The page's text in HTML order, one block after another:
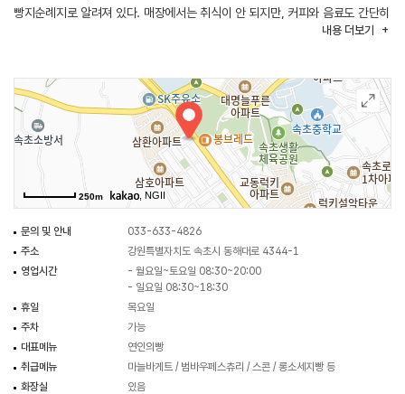
빵지순례지로 알려져 있다. 매장에서는 취식이 안 되지만, 커피와 음료도 간단히
판매하고 있다. 주차장이 협소한 점이 다소 아쉬운데, 빵을 구입해 인근
내용 더보기
250m , NGII
문의 및 안내
033-633-4826
주소
강원특별자치도 속초시 동해대로 4344-1
영업시간
- 월요일~토요일 08:30~20:00
- 일요일 08:30~18:30
휴일
목요일
주차
가능
대표메뉴
연인의빵
취급메뉴
마늘바게트 / 범바우페스츄리 / 스콘 / 롱소세지빵 등
화장실
있음